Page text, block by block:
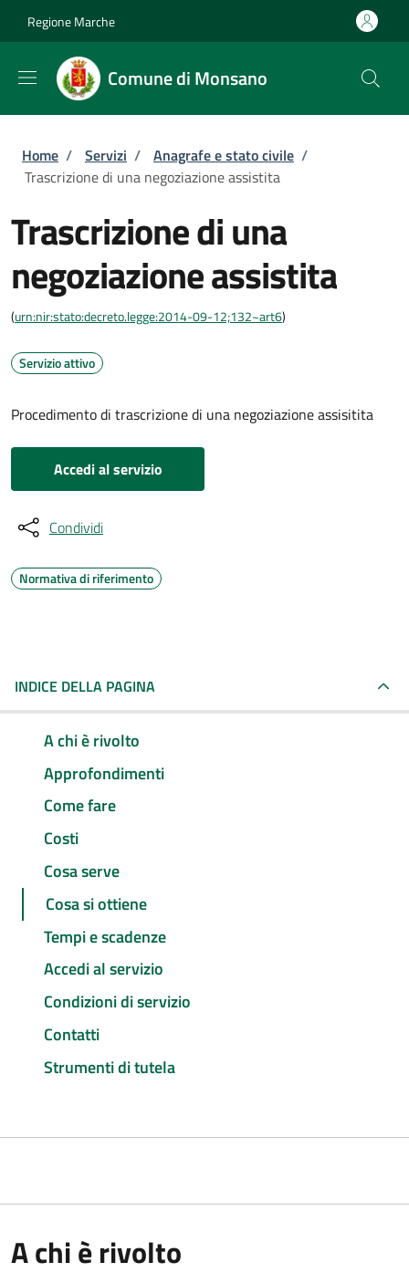
Regione Marche
Comune di Monsano
Briciole di pane
Home / Servizi / Anagrafe e stato civile /
Trascrizione di una negoziazione assistita
Trascrizione di una
negoziazione assistita
(urn:nir:stato:decreto.legge:2014-09-12;132~art6)
Servizio attivo
Procedimento di trascrizione di una negoziazione assisitita
Accedi al servizio
Condividi
Normativa di riferimento
INDICE DELLA PAGINA
A chi è rivolto
Approfondimenti
Come fare
Costi
Cosa serve
Cosa si ottiene
Tempi e scadenze
Accedi al servizio
Condizioni di servizio
Contatti
Strumenti di tutela
A chi è rivolto